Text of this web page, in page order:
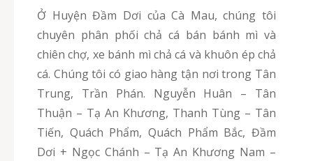
Ở Huyện Đầm Dơi của Cà Mau, chúng tôi
chuyên phân phối chả cá bán bánh mì và
chiên chợ, xe bánh mì chả cá và khuôn ép chả
cá. Chúng tôi có giao hàng tận nơi trong Tân
Trung, Trần Phán. Nguyễn Huân – Tân
Thuận – Tạ An Khương, Thanh Tùng – Tân
Tiến, Quách Phẩm, Quách Phẩm Bắc, Đầm
Dơi + Ngọc Chánh – Tạ An Khương Nam –